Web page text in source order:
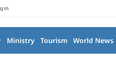
Ministry Tourism World News